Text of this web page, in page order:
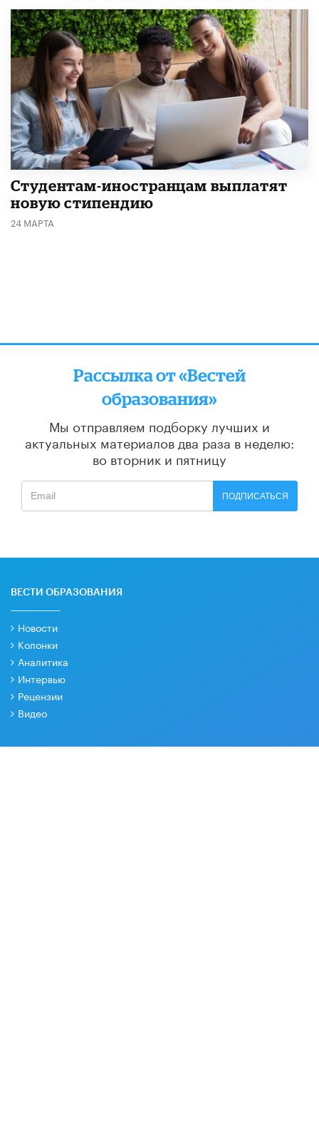
Студентам-иностранцам выплатят
новую стипендию
24 МАРТА
Рассылка от «Вестей
образования»
Мы отправляем подборку лучших и
актуальных материалов два раза в неделю:
во вторник и пятницу
ПОДПИСАТЬСЯ
ВЕСТИ ОБРАЗОВАНИЯ
Новости
Колонки
Аналитика
Интервью
Рецензии
Видео